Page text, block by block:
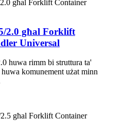
2.0 għal Forklift
Universal
huwa rimm bi struttura ta'
komunement użat minn